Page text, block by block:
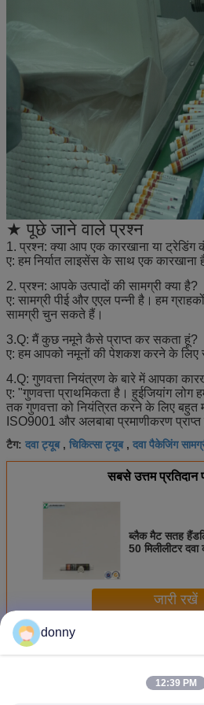
★ पूछे जाने वाले प्रश्न
1. प्रश्न: क्या आप एक कारखाना या ट्रेडिंग
ए: हम निर्यात लाइसेंस के साथ एक कारखाना
2. प्रश्न: आपके उत्पादों की सामग्री क्या है?
ए: सामग्री पीई और एएल पन्नी है। हम
सामग्री चुन सकते हैं।
3.Q: मैं कुछ नमूने कैसे प्राप्त कर सकता हूं?
ए: हम आपको नमूनों की पेशकश करने के लिए
4.Q: गुणवत्ता नियंत्रण के बारे में आपका
ए: "गुणवत्ता प्राथमिकता है। हुईजियांग
तक गुणवत्ता को नियंत्रित करने के लिए बहुत
ISO9001 और अलबाबा प्रमाणीकरण प्राप्त
टैग: दवा ट्यूब, चिकित्सा ट्यूब, दवा पैकेजिंग
सबसे उत्तम प्रतिदान
ब्लैक मैट सतह
50 मिलीलीटर
जारी रखें
अधिक औषधि ट्यूब पैकेजिंग
donny
12:39 PM